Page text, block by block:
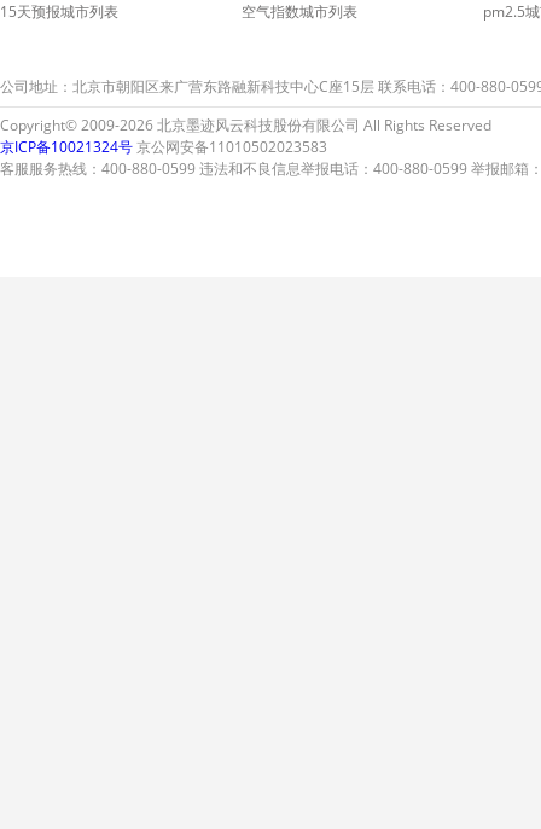
15天预报城市列表
空气指数城市列表
pm2.5
公司地址：北京市朝阳区来广营东路融新科技中心C座15层 联系电话：400-880-
Copyright© 2009-2026 北京墨迹风云科技股份有限公司 All Rights Reserved
京ICP备10021324号京公网安备11010502023583
客服服务热线：400-880-0599 违法和不良信息举报电话：400-880-0599 举报邮箱